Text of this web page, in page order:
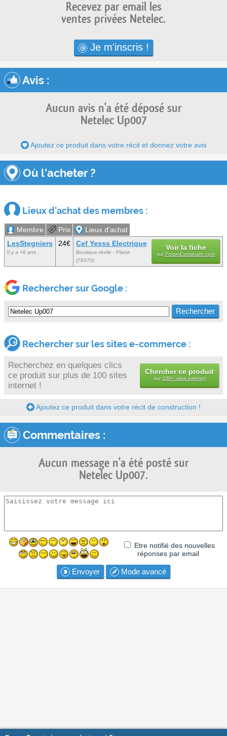
Recevez par email les
ventes privées Netelec.
Je m'inscris !
Avis :
Aucun avis n'a été déposé sur
Netelec Up007
Ajoutez ce produit dans votre récit et donnez votre avis
Où l'acheter ?
Lieux d'achat des membres :
Membre Prix
Lieux d'achat
LesStegniers
Il y a +8 ans
24€ Cef Yesss Electrique
Boutique réelle - Plaisir
(78370)
Voir la fiche
surForumConstruire.com
Rechercher sur Google :
Rechercher sur les sites e-commerce :
Recherchez en quelques clics
ce produit sur plus de 100 sites
internet !
Chercher ce produit
sur 100+ sites internet
Ajoutez ce produit dans votre récit de construction !
Commentaires :
Aucun message n'a été posté sur
Netelec Up007.
Etre notifié des nouvelles
réponses par email
Envoyer Mode avancé